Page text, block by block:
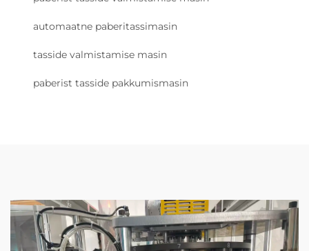
automaatne paberitassimasin
tasside valmistamise masin
paberist tasside pakkumismasin